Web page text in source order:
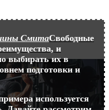
СмитаСвободные
и
выбирать их в
подготовки и
используется